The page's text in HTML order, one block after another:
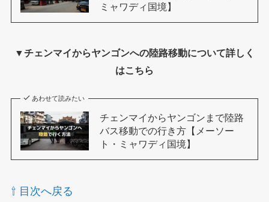
ミャワディ国境】
▼チェンマイからヤンゴンへの陸路移動について詳しく
はこちら
あわせて読みたい
チェンマイからヤンゴンまで陸路
バス移動での行き方【メーソー
ト・ミャワディ国境】
⇧ 目次へ戻る